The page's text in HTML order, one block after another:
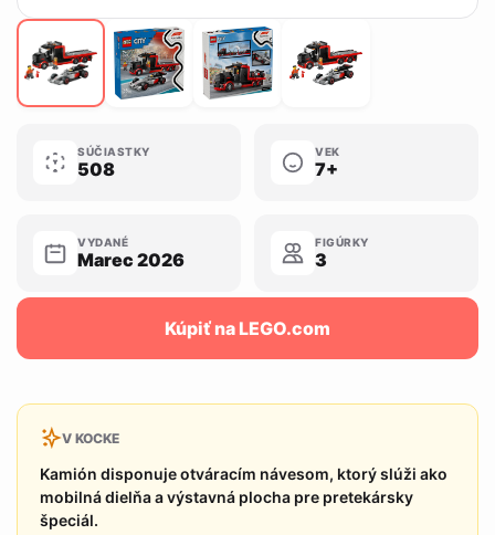
SÚČIASTKY
508
VEK
7+
VYDANÉ
Marec 2026
FIGÚRKY
3
Kúpiť na LEGO.com
V KOCKE
Kamión disponuje otváracím návesom, ktorý slúži ako
mobilná dielňa a výstavná plocha pre pretekársky
špeciál.